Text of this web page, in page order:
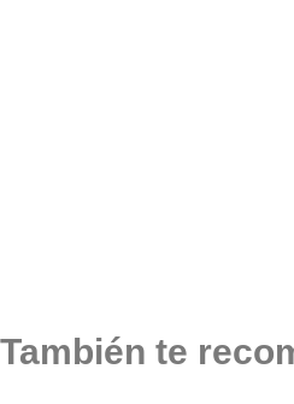
También te